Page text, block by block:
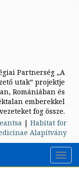
Partnerség „A
utak” projektje
Romániában és
emberekkel
fog össze.
| Habitat for
Alapítvány